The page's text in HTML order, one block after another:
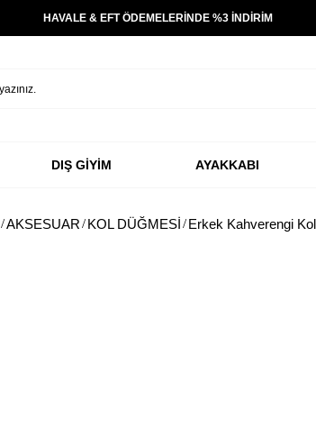
HAVALE & EFT ÖDEMELERİNDE %3 İNDİRİM
DIŞ GİYİM AYAKKABI
AKSESUAR KOL DÜĞMESİ Erkek Kahverengi